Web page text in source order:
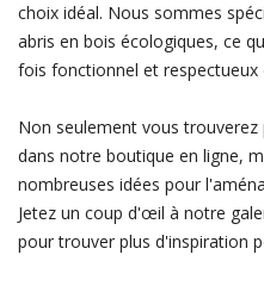
choix idéal. Nous sommes
abris en bois écologiques, ce
fois fonctionnel et respectueux
Non seulement vous
dans notre boutique en ligne,
nombreuses idées pour
Jetez un coup d'œil à notre
pour trouver plus d'inspiration